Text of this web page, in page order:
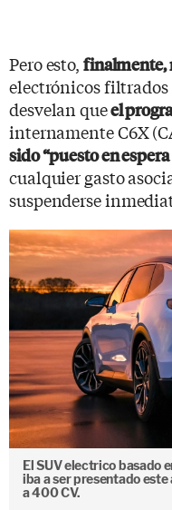
Pero esto, finalmente,
electrónicos filtrados
desvelan queel
internamente C6X
sido “puesto en
cualquier gasto
suspenderse
El SUV electrico basado
iba a ser presentado
a 400 CV.